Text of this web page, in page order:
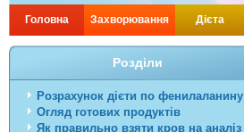
Головна Захворювання Дієта
Розділи
Розрахунок дієти по фенилаланину
Огляд готових продуктів
Як правильно взяти кров на аналіз